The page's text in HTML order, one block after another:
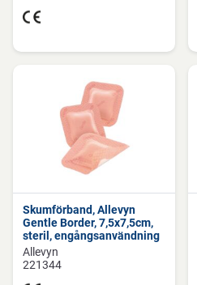
Skumförband, Allevyn
Gentle Border, 7,5x7,5cm,
steril, engångsanvändning
Allevyn
221344